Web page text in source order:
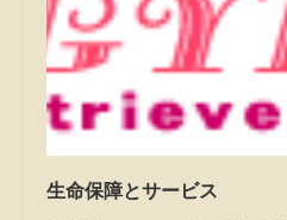
生命保障とサービス